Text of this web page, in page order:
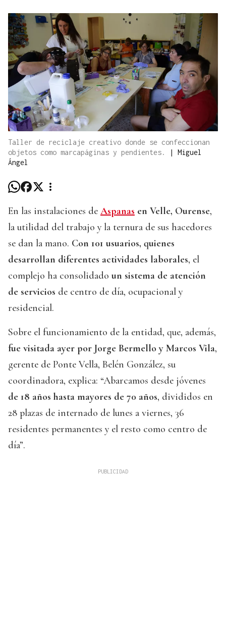
Taller de reciclaje creativo donde se confeccionan
objetos como marcapáginas y pendientes.
| Miguel
Ángel
En las instalaciones de Aspanas en Velle, Ourense,
la utilidad del trabajo y la ternura de sus hacedores
se dan la mano. Con 101 usuarios, quienes
desarrollan diferentes actividades laborales, el
complejo ha consolidado un sistema de atención
de servicios de centro de día, ocupacional y
residencial.
Sobre el funcionamiento de la entidad, que, además,
fue visitada ayer por Jorge Bermello y Marcos Vila,
gerente de Ponte Vella, Belén González, su
coordinadora, explica: “Abarcamos desde jóvenes
de 18 años hasta mayores de 70 años, divididos en
28 plazas de internado de lunes a viernes, 36
residentes permanentes y el resto como centro de
día”.